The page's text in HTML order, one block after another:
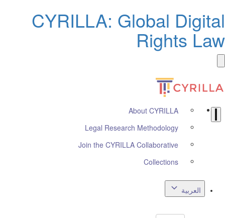
CYRILLA: Global
Rights
About CYRILLA
Legal Research Methodology
Join the CYRILLA Collaborative
Collections
العربية